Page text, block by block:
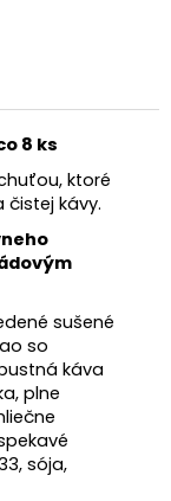
8 ks
ktoré
kávy.
sušené
so
káva
plne
sója,